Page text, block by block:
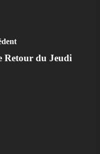
Retour du Jeudi